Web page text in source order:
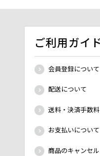
ご利用ガイ
会員登録について
配送について
送料・決済手数
お支払いについて
商品のキャンセ